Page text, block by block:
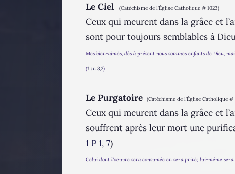
Le Ciel (Catéchisme de l'Église Catholique # 1023)
Ceux qui meurent dans la grâce et
sont pour toujours semblables à
Mes bien-aimés, dès à présent nous sommes enfants de Dieu,
(1 Jn 3,2)
Le Purgatoire (Catéchisme de l'Église Catholique #
Ceux qui meurent dans la grâce et
souffrent après leur mort une
1 P 1, 7)
Celui dont l'oeuvre sera consumée en sera privé; lui-même